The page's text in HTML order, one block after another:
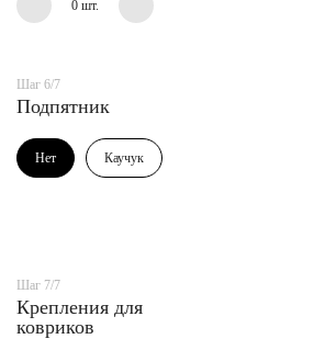
0 шт.
Шаг 6/7
Подпятник
Нет Каучук
Шаг 7/7
Крепления для
ковриков